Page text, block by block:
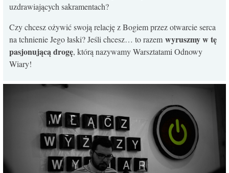
uzdrawiających sakramentach?
Czy chcesz ożywić swoją relację z Bogiem przez otwarcie serca
na tchnienie Jego łaski? Jeśli chcesz… to razem wyruszmy w tę
pasjonującą drogę, którą nazywamy Warsztatami Odnowy
Wiary!